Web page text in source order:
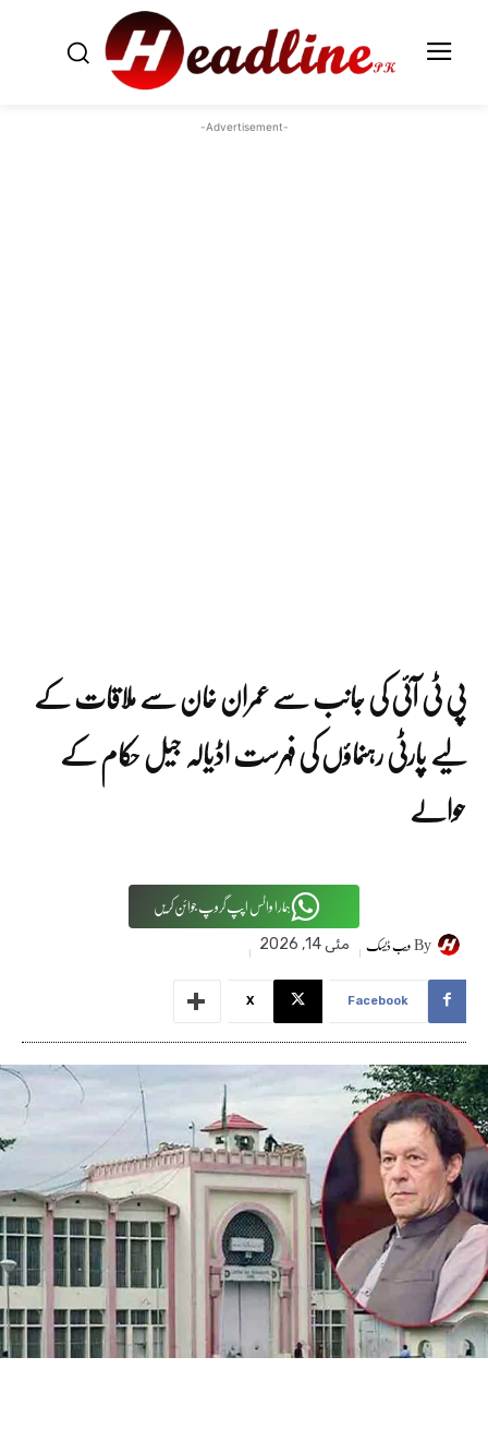
-Advertisement-
پی ٹی آئی کی جانب سے عمران خان سے ملاقات کے
لیے پارٹی رہنماؤں کی فہرست اڈیالہ جیل حکام کے
حوالے
ہمارا واٹس اپپ گروپ جوائن کریں
Byویب ڈیسک مئی 14, 2026
Facebook
X